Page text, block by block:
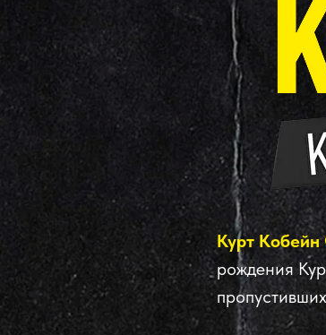
Курт
рождения